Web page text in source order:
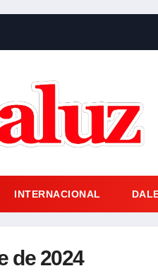
INTERNACIONAL
de 2024